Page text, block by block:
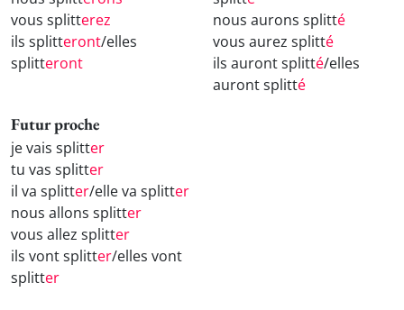
vous splitterez
ils splitteront/elles
splitteront
nous aurons splitté
vous aurez splitté
ils auront splitté/elles
auront splitté
Futur proche
je vais splitter
tu vas splitter
il va splitter/elle va splitter
nous allons splitter
vous allez splitter
ils vont splitter/elles vont
splitter